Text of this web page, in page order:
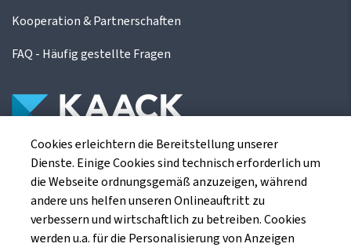
Kooperation & Partnerschaften
FAQ - Häufig gestellte Fragen
Die Kaack Terminhandel GmbH ist ein
Finanzdienstleistungsinstitut für die europäischen
Agrarterminbörsen.
Cookies erleichtern die Bereitstellung unserer
Dienste. Einige Cookies sind technisch erforderlich um
die Webseite ordnungsgemäß anzuzeigen, während
andere uns helfen unseren Onlineauftritt zu
verbessern und wirtschaftlich zu betreiben. Cookies
werden u.a. für die Personalisierung von Anzeigen